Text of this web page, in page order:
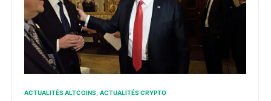
ACTUALITÉS ALTCOINS ACTUALITÉS CRYPTO